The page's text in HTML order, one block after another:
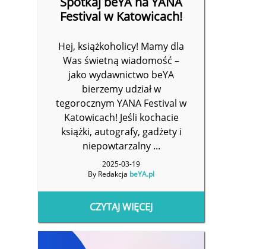
Festival w Katowicach!
Hej, książkoholicy! Mamy dla
Was świetną wiadomość –
jako wydawnictwo beYA
bierzemy udział w
tegorocznym YANA Festival w
Katowicach! Jeśli kochacie
książki, autografy, gadżety i
niepowtarzalny ...
2025-03-19
By Redakcja beYA.pl
CZYTAJ WIĘCEJ